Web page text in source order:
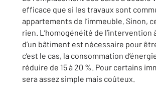
efficace que si les travaux sont
appartements de l’immeuble. Sinon,
rien. L’homogénéité de l’intervention
d’un bâtiment est nécessaire pour
c’est le cas, la consommation
réduire de 15 à 20 %. Pour certains
sera assez simple mais coûteux.